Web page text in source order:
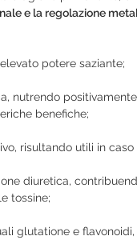
e la regolazione
potere saziante;
nutrendo
benefiche;
risultando utili in caso
diuretica,
tossine;
glutatione e